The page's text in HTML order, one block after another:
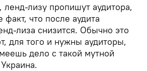
лизу пропишут аудитора,
что после аудита
лиза снизится. Обычно это
для того и нужны аудиторы,
дело с такой мутной